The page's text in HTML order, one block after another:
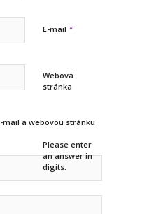
E-mail *
Webová
stránka
mail a webovou stránku
Please enter
an answer in
digits: